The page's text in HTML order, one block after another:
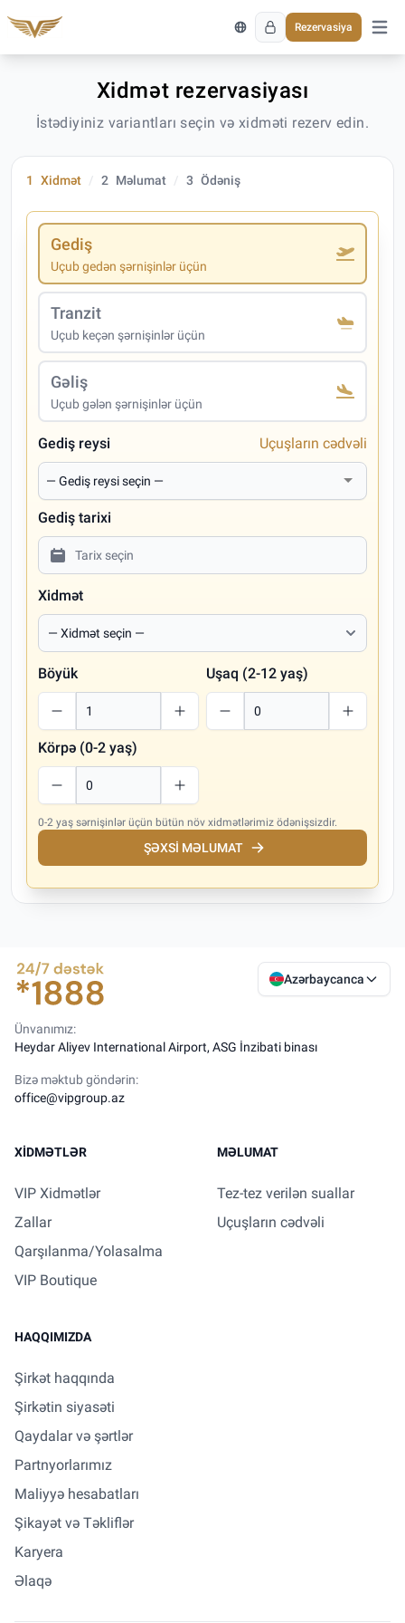
Rezervasiya
Əsas
Xidmət rezervasiyası
İstədiyiniz variantları seçin və xidməti rezerv edin.
1 Xidmət 2 Məlumat 3 Ödəniş
Gediş
Uçub gedən şərnişinlər üçün
Tranzit
Uçub keçən şərnişinlər üçün
Gəliş
Uçub gələn şərnişinlər üçün
Gediş reysi Uçuşların cədvəli
Gediş tarixi
Xidmət
Böyük Uşaq (2-12 yaş)
Körpə (0-2 yaş)
0-2 yaş sərnişinlər üçün bütün növ xidmətlərimiz ödənişsizdir.
ŞƏXSI MƏLUMAT
Azərbaycanca
Ünvanımız:
Heydar Aliyev International Airport, ASG İnzibati binası
Bizə məktub göndərin:
office@vipgroup.az
XIDMƏTLƏR
VIP Xidmətlər
Zallar
Qarşılanma/Yolasalma
VIP Boutique
MƏLUMAT
Tez-tez verilən suallar
Uçuşların cədvəli
HAQQIMIZDA
Şirkət haqqında
Şirkətin siyasəti
Qaydalar və şərtlər
Partnyorlarımız
Maliyyə hesabatları
Şikayət və Təkliflər
Karyera
Əlaqə